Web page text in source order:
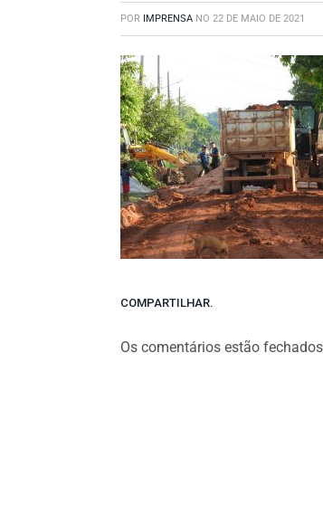
POR IMPRENSA NO 22 DE MAIO DE 2021
COMPARTILHAR.
Os comentários estão